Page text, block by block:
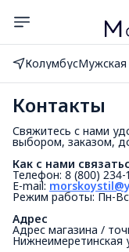
КолумбусМужская
Контакты
Свяжитесь с нами
выбором, заказом,
Как с нами
Телефон: 8 (800) 234-
E-mail:
Режим работы: Пн-
Адрес
Адрес магазина /
Нижнеимеретинская